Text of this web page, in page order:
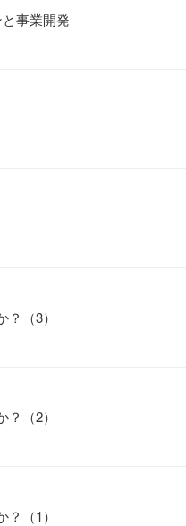
事業開発
（3）
（2）
（1）